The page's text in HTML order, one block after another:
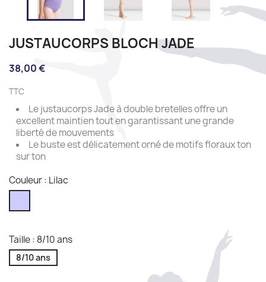
JUSTAUCORPS BLOCH JADE
38,00 €
TTC
Le justaucorps Jade à double bretelles offre un
excellent maintien tout en garantissant une grande
liberté de mouvements
Le buste est délicatement orné de motifs floraux ton
sur ton
Couleur : Lilac
Taille : 8/10 ans
8/10 ans